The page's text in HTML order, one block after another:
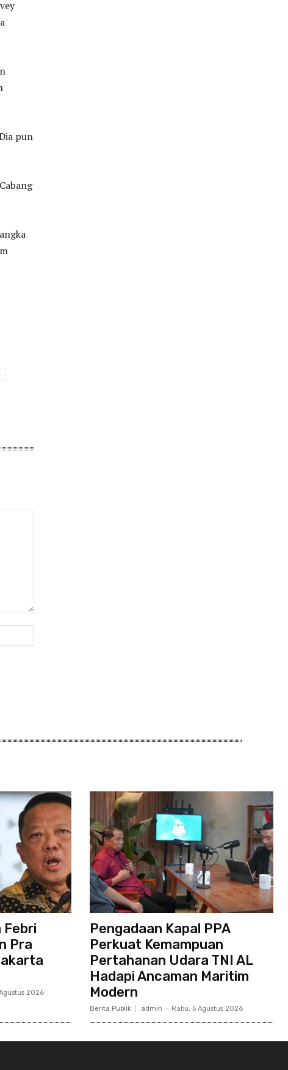
pun
Febri
Pra
2026
Pengadaan Kapal PPA
Perkuat Kemampuan
Pertahanan Udara TNI AL
Hadapi Ancaman Maritim
Modern
Berita Publik admin - Rabu, 5 Agustus 2026